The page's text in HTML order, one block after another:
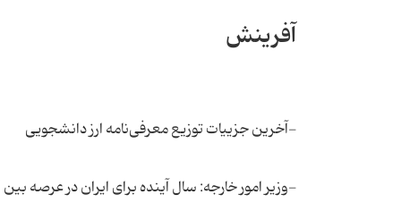
آفرینش
-آخرین جزییات توزیع معرفی‌نامه ارز دانشجویی
-وزیر امور خارجه: سال آینده برای ایران در عرصه